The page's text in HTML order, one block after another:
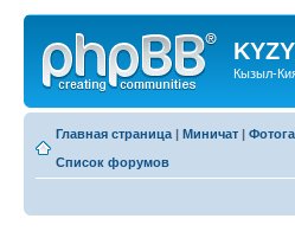
Кызыл-
Главная страница | Миничат |
Список форумов